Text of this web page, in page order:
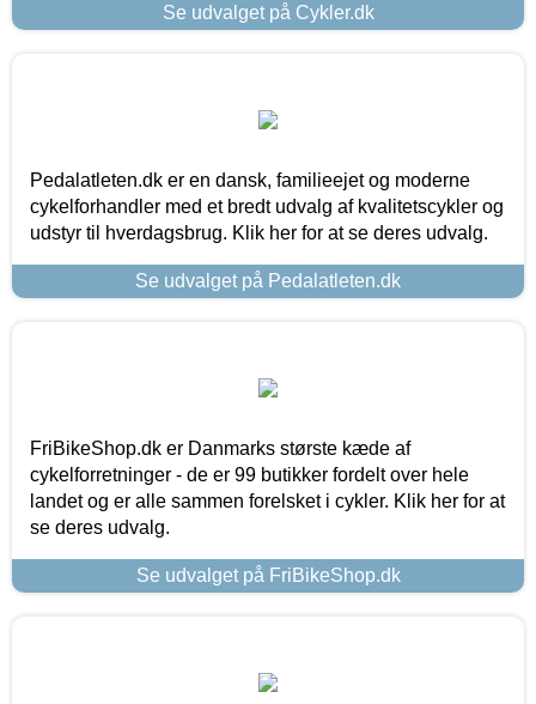
Se udvalget på Cykler.dk
Pedalatleten.dk er en dansk, familieejet og moderne
cykelforhandler med et bredt udvalg af kvalitetscykler og
udstyr til hverdagsbrug. Klik her for at se deres udvalg.
Se udvalget på Pedalatleten.dk
FriBikeShop.dk er Danmarks største kæde af
cykelforretninger - de er 99 butikker fordelt over hele
landet og er alle sammen forelsket i cykler. Klik her for at
se deres udvalg.
Se udvalget på FriBikeShop.dk